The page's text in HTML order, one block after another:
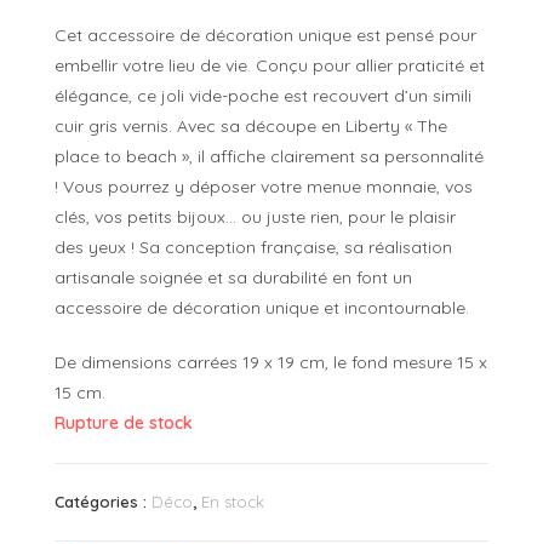
Cet accessoire de décoration unique est pensé pour
embellir votre lieu de vie. Conçu pour allier praticité et
élégance, ce joli vide-poche est recouvert d’un simili
cuir gris vernis. Avec sa découpe en Liberty « The
place to beach », il affiche clairement sa personnalité
! Vous pourrez y déposer votre menue monnaie, vos
clés, vos petits bijoux… ou juste rien, pour le plaisir
des yeux ! Sa conception française, sa réalisation
artisanale soignée et sa durabilité en font un
accessoire de décoration unique et incontournable.
De dimensions carrées 19 x 19 cm, le fond mesure 15 x
15 cm.
Rupture de stock
Catégories : Déco En stock